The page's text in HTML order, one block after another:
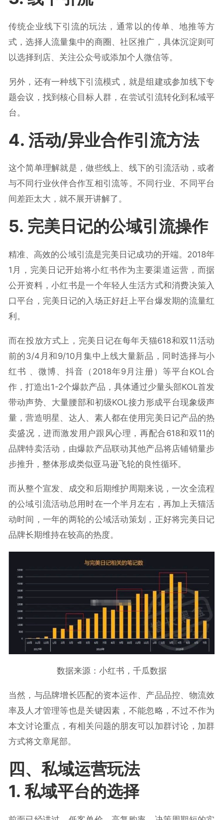
传统企业线下引流的玩法，通常以的传单、地推等方
式，选择人流量集中的商圈、社区推广，具体沉淀则可
以选择到店、关注公众号或添加个人微信等。
另外，还有一种线下引流模式，就是组建或参加线下专
题会议，找到核心目标人群，在尝试引流转化到私域平
台。
4. 活动/异业合作引流方法
这个简单理解就是，做些线上、线下的引流活动，或者
与不同行业伙伴合作互相引流等。不同行业、不同平台
间差距太大，就不展开讲解了。
5. 完美日记的公域引流操作
精准、高效的公域引流是完美日记成功的开端。2018年
1月，完美日记开始将小红书作为主要渠道运营，而据
公开资料，小红书是一个年轻人生活方式和消费决策入
口平台，完美日记的入场正好赶上平台爆发期的流量红
利。
而在投放方式上，完美日记在每年天猫618和双11活动
前的3/4月和9/10月集中上线大量新品，同时选择与小
红书 、微博、抖音（2018年9月注册）等平台KOL合
作，打造出1-2个爆款产品，具体通过少量头部KOL首发
带动声势、大量腰部和初级KOL接力形成平台现象级声
量，营造明星、达人、素人都在使用完美日记产品的热
卖盛况，进而激发用户跟风心理，再配合618和双11的
品牌特卖活动，由爆款产品联动其他产品将店铺销量步
步推升，整体形成类似亚马逊飞轮的良性循环。
而从整个宣发、成交和后期维护周期来说，一次全流程
的公域引流活动总用时在一个半月左右，再加上天猫活
动时间，一年的两轮的公域活动策划，正好将完美日记
品牌长期维持在较高的热度。
数据来源：小红书，千瓜数据
当然，与品牌增长匹配的资本运作、产品品控、物流效
率及人才管理等也是关键因素，不能忽略，不过不作为
本文讨论重点，有相关问题的朋友可以加群讨论，加群
方式将文章尾部。
四、私域运营玩法
1. 私域平台的选择